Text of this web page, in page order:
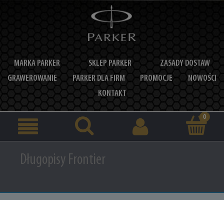
MARKA PARKER SKLEP PARKER
ZASADY DOSTAW
GRAWEROWANIE
PARKER DLA FIRM PROMOCJE
NOWOŚCI
KONTAKT
Długopisy Frontier